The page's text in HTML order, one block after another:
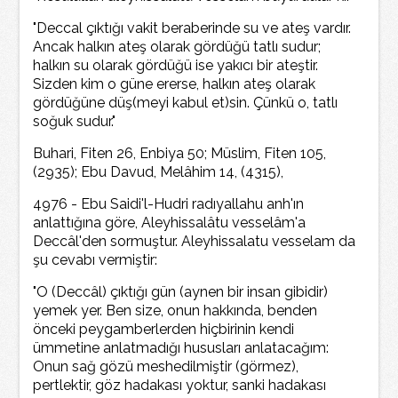
"Deccal çıktığı vakit beraberinde su ve ateş vardır.
Ancak halkın ateş olarak gördüğü tatlı sudur;
halkın su olarak gördüğü ise yakıcı bir ateştir.
Sizden kim o güne ererse, halkın ateş olarak
gördüğüne düş(meyi kabul et)sin. Çünkü o, tatlı
soğuk sudur."
Buhari, Fiten 26, Enbiya 50; Müslim, Fiten 105,
(2935); Ebu Davud, Melâhim 14, (4315),
4976 - Ebu Saidi'l-Hudri radıyallahu anh'ın
anlattığına göre, Aleyhissalâtu vesselâm'a
Deccâl'den sormuştur. Aleyhissalatu vesselam da
şu cevabı vermiştir:
"O (Deccâl) çıktığı gün (aynen bir insan gibidir)
yemek yer. Ben size, onun hakkında, benden
önceki peygamberlerden hiçbirinin kendi
ümmetine anlatmadığı hususları anlatacağım:
Onun sağ gözü meshedilmiştir (görmez),
pertlektir, göz hadakası yoktur, sanki hadakası